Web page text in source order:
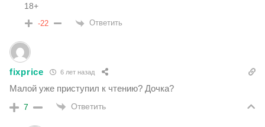
18+
-22 Ответить
fixprice 6 лет назад
Малой уже приступил к чтению? Дочка?
7 Ответить